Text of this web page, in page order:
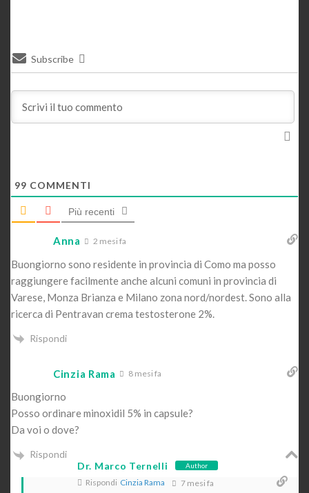
Subscribe
99 COMMENTI
Più recenti
Anna 2 mesi fa
Buongiorno sono residente in provincia di Como ma posso
raggiungere facilmente anche alcuni comuni in provincia di
Varese, Monza Brianza e Milano zona nord/nordest. Sono alla
ricerca di Pentravan crema testosterone 2%.
Rispondi
Cinzia Rama 8 mesi fa
Buongiorno
Posso ordinare minoxidil 5% in capsule?
Da voi o dove?
Rispondi
Dr. Marco Ternelli
Author
Rispondi Cinzia Rama 7 mesi fa